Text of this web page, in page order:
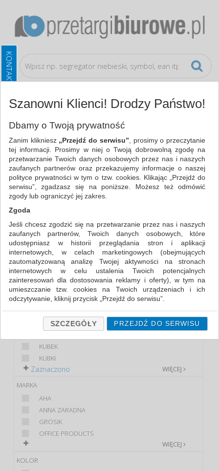
Artykuły higieniczne i dozowniki
serwetki
WSZYSTKIE KATEGORIE
NAJCHĘTNIEJ WYBIERANE
ARTYKUŁY HIGIENICZNE I DOZOWNIKI
NACZYNIA I SERWETKI (2)
FILTRY WIĘCEJ
KLASA
EKONOMICZNE
PREMIUM
PRODUKT
TALERZE
KUBEK
KUBKI
WIĘCEJ
Zaznaczono
MARKA
AHA
ANNA ZARADNA
GROSIK
OFFICE PRODUCTS
WIĘCEJ
KOLOR
Szanowni Klienci! Drodzy Państwo!
Dbamy o Twoją prywatność
Zanim klikniesz „Przejdź do serwisu” , prosimy o przeczytanie
tej informacji. Prosimy w niej o Twoją dobrowolną zgodę na
przetwarzanie Twoich danych osobowych przez nas i naszych
zaufanych partnerów oraz przekazujemy informacje o naszej
polityce prywatności w tym o tzw. cookies. Klikając „Przejdź do
serwisu”, zgadzasz się na poniższe. Możesz też odmówić
zgody lub ograniczyć jej zakres.
Zgoda
Jeśli chcesz zgodzić się na przetwarzanie przez nas i naszych
zaufanych partnerów, Twoich danych osobowych, które
udostępniasz w historii przeglądania stron i aplikacji
internetowych, w celach marketingowych (obejmujących
zautomatyzowaną analizę Twojej aktywności na stronach
internetowych w celu ustalenia Twoich potencjalnych
zainteresowań dla dostosowania reklamy i oferty), w tym na
umieszczanie tzw. cookies na Twoich urządzeniach i ich
odczytywanie, kliknij przycisk „Przejdź do serwisu”.
Jeśli nie chcesz wyrazić zgody lub ograniczyć jej zakres, kliknij
„Szczegóły”, gdzie znajdziesz wszelkie informacje o tym jak to
zrobić . Te same informacje znajdziesz także na podstronie z
naszą polityką prywatności obowiązującą od 25 maja 2018.
W przypadku użytkowników zalogowanych, ważna jest Państwa
wcześniejsza zgoda której udzieliliście podczas zakładania
konta. Każda Państwa zgoda jest dobrowolna i można ją w
dowolnym momencie wycofać.
Polityka prywatności (rozwiń)
Klauzula Informacyjna (rozwiń)
Lista Zaufanych Partnerów (rozwiń)
SZCZEGÓŁY PRZEJDŹ DO SERWISU